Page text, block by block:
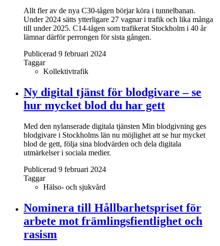
Allt fler av de nya C30-tågen börjar köra i tunnelbanan.
Under 2024 sätts ytterligare 27 vagnar i trafik och lika många
till under 2025. C14-tågen som trafikerat Stockholm i 40 år
lämnar därför perrongen för sista gången.
Publicerad 9 februari 2024
Taggar
Kollektivtrafik
Ny digital tjänst för blodgivare – se
hur mycket blod du har gett
Med den nylanserade digitala tjänsten Min blodgivning ges
blodgivare i Stockholms län nu möjlighet att se hur mycket
blod de gett, följa sina blodvärden och dela digitala
utmärkelser i sociala medier.
Publicerad 9 februari 2024
Taggar
Hälso- och sjukvård
Nominera till Hållbarhetspriset för
arbete mot främlingsfientlighet och
rasism